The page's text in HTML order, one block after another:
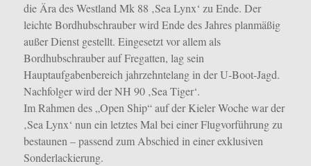
die Ära des Westland Mk 88 ‚Sea Lynx‘ zu Ende. Der
leichte Bordhubschrauber wird Ende des Jahres planmäßig
außer Dienst gestellt. Eingesetzt vor allem als
Bordhubschrauber auf Fregatten, lag sein
Hauptaufgabenbereich jahrzehntelang in der U-Boot-Jagd.
Nachfolger wird der NH 90 ‚Sea Tiger‘.
Im Rahmen des „Open Ship“ auf der Kieler Woche war der
‚Sea Lynx‘ nun ein letztes Mal bei einer Flugvorführung zu
bestaunen – passend zum Abschied in einer exklusiven
Sonderlackierung.